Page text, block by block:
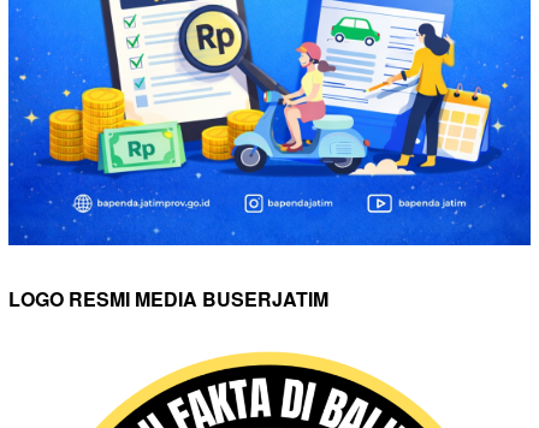
LOGO RESMI MEDIA BUSERJATIM